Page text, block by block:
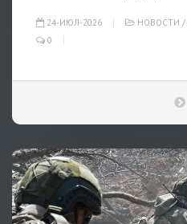
24-ИЮЛ-2026 НОВОСТИ /
0